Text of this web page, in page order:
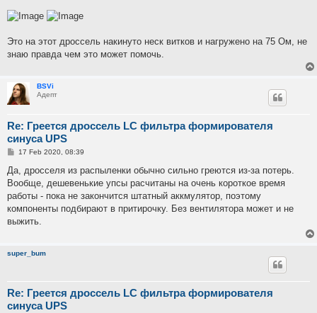
Это на этот дроссель накинуто неск витков и нагружено на 75 Ом, не
знаю правда чем это может помочь.
BSVi
Адепт
Re: Греется дроссель LC фильтра формирователя
синуса UPS
P
s
17 Feb 2020, 08:39
Да, дросселя из распыленки обычно сильно греются из-за потерь.
Вообще, дешевенькие упсы расчитаны на очень короткое время
работы - пока не закончится штатный аккмулятор, поэтому
компоненты подбирают в притирочку. Без вентилятора может и не
выжить.
super_bum
Re: Греется дроссель LC фильтра формирователя
синуса UPS